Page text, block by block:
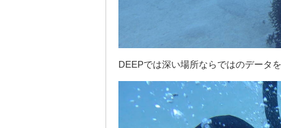
DEEPでは深い場所ならではのデータ